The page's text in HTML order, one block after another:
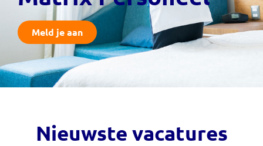
Meld je aan
Nieuwste vacatures